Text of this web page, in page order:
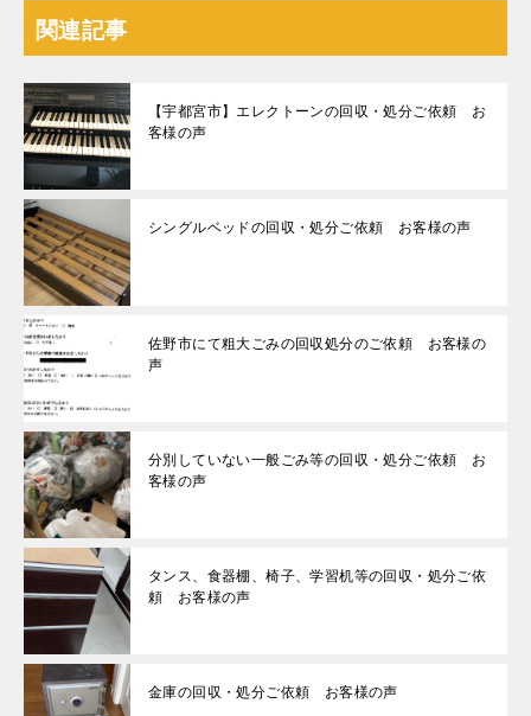
関連記事
【宇都宮市】エレクトーンの回収・処分ご依頼 お
客様の声
シングルベッドの回収・処分ご依頼 お客様の声
佐野市にて粗大ごみの回収処分のご依頼 お客様の
声
分別していない一般ごみ等の回収・処分ご依頼 お
客様の声
タンス、食器棚、椅子、学習机等の回収・処分ご依
頼 お客様の声
金庫の回収・処分ご依頼 お客様の声